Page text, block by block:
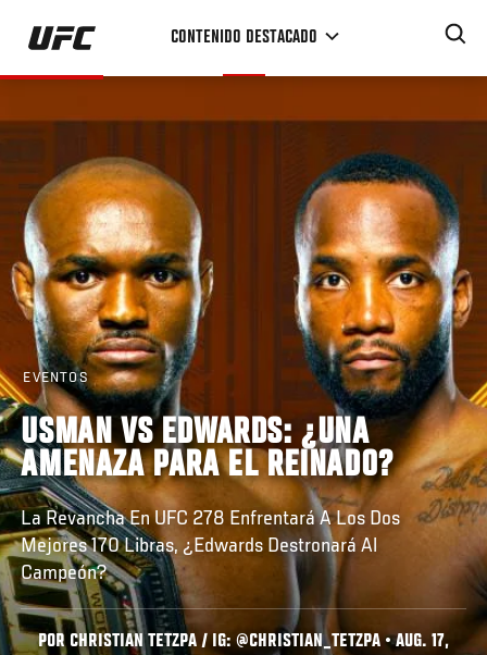
Pasar
contenido
CONTENIDO DESTACADO
EVENTOS
USMAN VS EDWARDS: ¿UNA
AMENAZA PARA EL REINADO?
La Revancha En UFC 278 Enfrentará A Los Dos
Mejores 170 Libras, ¿Edwards Destronará Al
Campeón?
POR CHRISTIAN TETZPA / IG: @CHRISTIAN_TETZPA • AUG. 17,